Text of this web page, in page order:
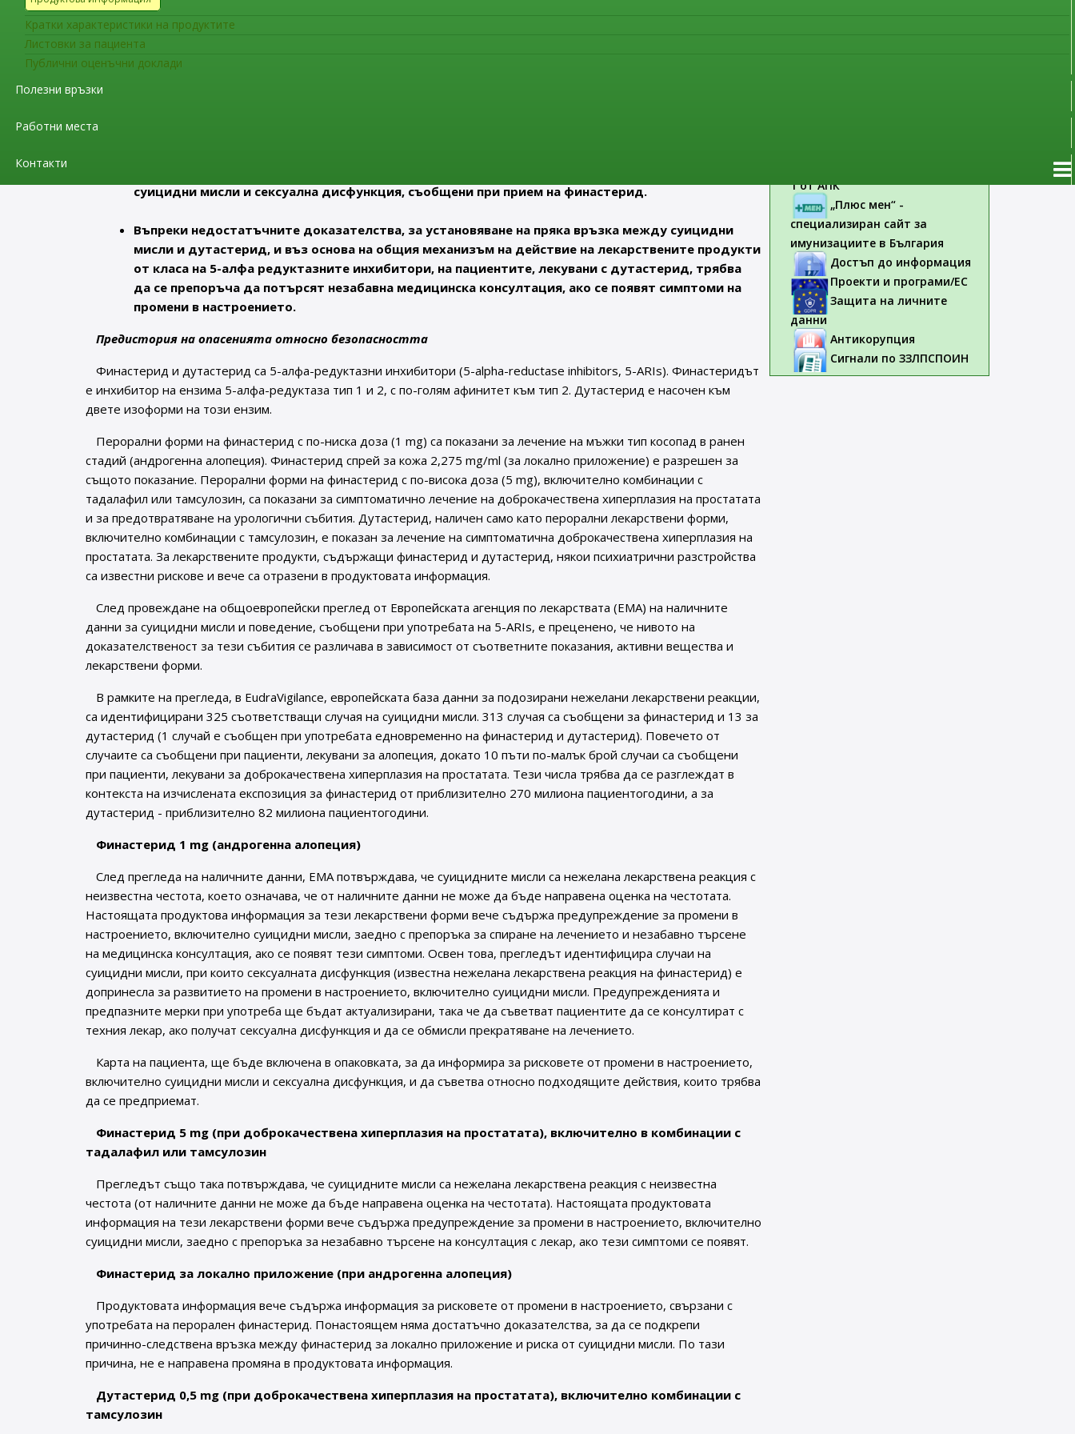
Кратки характеристики на продуктите
Листовки за пациента
Публични оценъчни доклади
Полезни връзки
Работни места
Контакти
лечението и да потърсят консултация с лекар, ако при тях се появят потиснато настроение,
депресия или суицидни мисли.
При някои пациенти, лекувани за андрогенна алопеция, е съобщена сексуална дисфункция,
суицидни мисли и сексуална дисфункция, съобщени при прием на финастерид.
Въпреки недостатъчните доказателства, за установяване на пряка връзка между суицидни
мисли и дутастерид, и въз основа на общия механизъм на действие на лекарствените продукти
от класа на 5-алфа редуктазните инхибитори, на пациентите, лекувани с дутастерид, трябва
да се препоръча да потърсят незабавна медицинска консултация, ако се появят симптоми на
промени в настроението.
Предистория на опасенията относно безопасността
Финастерид и дутастерид са 5-алфа-редуктазни инхибитори (5-alpha-reductase inhibitors, 5-ARIs). Финастеридът
е инхибитор на ензима 5-алфа-редуктаза тип 1 и 2, с по-голям афинитет към тип 2. Дутастерид е насочен към
двете изоформи на този ензим.
Перорални форми на финастерид с по-ниска доза (1 mg) са показани за лечение на мъжки тип косопад в ранен
стадий (андрогенна алопеция). Финастерид спрей за кожа 2,275 mg/ml (за локално приложение) е разрешен за
същото показание. Перорални форми на финастерид с по-висока доза (5 mg), включително комбинации с
тадалафил или тамсулозин, са показани за симптоматично лечение на доброкачествена хиперплазия на простатата
и за предотвратяване на урологични събития. Дутастерид, наличен само като перорални лекарствени форми,
включително комбинации с тамсулозин, е показан за лечение на симптоматична доброкачествена хиперплазия на
простатата. За лекарствените продукти, съдържащи финастерид и дутастерид, някои психиатрични разстройства
са известни рискове и вече са отразени в продуктовата информация.
След провеждане на общоевропейски преглед от Европейската агенция по лекарствата (EMA) на наличните
данни за суицидни мисли и поведение, съобщени при употребата на 5-ARIs, е преценено, че нивото на
доказателственост за тези събития се различава в зависимост от съответните показания, активни вещества и
лекарствени форми.
В рамките на прегледа, в EudraVigilance, европейската база данни за подозирани нежелани лекарствени реакции,
са идентифицирани 325 съответстващи случая на суицидни мисли. 313 случая са съобщени за финастерид и 13 за
дутастерид (1 случай е съобщен при употребата едновременно на финастерид и дутастерид). Повечето от
случаите са съобщени при пациенти, лекувани за алопеция, докато 10 пъти по-малък брой случаи са съобщени
при пациенти, лекувани за доброкачествена хиперплазия на простатата. Тези числа трябва да се разглеждат в
контекста на изчислената експозиция за финастерид от приблизително 270 милиона пациентогодини, а за
дутастерид - приблизително 82 милиона пациентогодини.
Финастерид 1 mg (андрогенна алопеция)
След прегледа на наличните данни, EMA потвърждава, че суицидните мисли са нежелана лекарствена реакция с
неизвестна честота, което означава, че от наличните данни не може да бъде направена оценка на честотата.
Настоящата продуктова информация за тези лекарствени форми вече съдържа предупреждение за промени в
настроението, включително суицидни мисли, заедно с препоръка за спиране на лечението и незабавно търсене
на медицинска консултация, ако се появят тези симптоми. Освен това, прегледът идентифицира случаи на
суицидни мисли, при които сексуалната дисфункция (известна нежелана лекарствена реакция на финастерид) е
допринесла за развитието на промени в настроението, включително суицидни мисли. Предупрежденията и
предпазните мерки при употреба ще бъдат актуализирани, така че да съветват пациентите да се консултират с
техния лекар, ако получат сексуална дисфункция и да се обмисли прекратяване на лечението.
Карта на пациента, ще бъде включена в опаковката, за да информира за рисковете от промени в настроението,
включително суицидни мисли и сексуална дисфункция, и да съветва относно подходящите действия, които трябва
да се предприемат.
Финастерид 5 mg (при доброкачествена хиперплазия на простатата), включително в комбинации с
тадалафил или тамсулозин
Прегледът също така потвърждава, че суицидните мисли са нежелана лекарствена реакция с неизвестна
честота (от наличните данни не може да бъде направена оценка на честотата). Настоящата продуктовата
информация на тези лекарствени форми вече съдържа предупреждение за промени в настроението, включително
суицидни мисли, заедно с препоръка за незабавно търсене на консултация с лекар, ако тези симптоми се появят.
Финастерид за локално приложение (при андрогенна алопеция)
Продуктовата информация вече съдържа информация за рисковете от промени в настроението, свързани с
употребата на перорален финастерид. Понастоящем няма достатъчно доказателства, за да се подкрепи
причинно-следствена връзка между финастерид за локално приложение и риска от суицидни мисли. По тази
причина, не е направена промяна в продуктовата информация.
Дутастерид 0,5 mg (при доброкачествена хиперплазия на простатата), включително комбинации с
тамсулозин
1 от АПК
„Плюс мен“ -
специализиран сайт за
имунизациите в България
Достъп до информация
Проекти и програми/ЕС
Защита на личните
данни
Антикорупция
Сигнали по ЗЗЛПСПОИН